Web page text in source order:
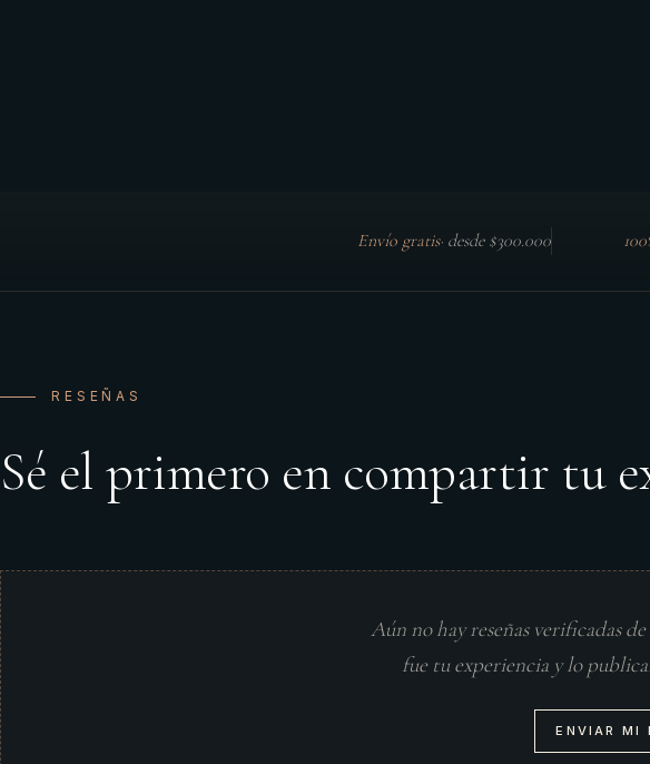
Envío gratis· desde $300.000
RESEÑAS
Sé el primero en compartir tu
Aún no hay reseñas verificadas
fue tu experiencia y lo
ENVIAR MI